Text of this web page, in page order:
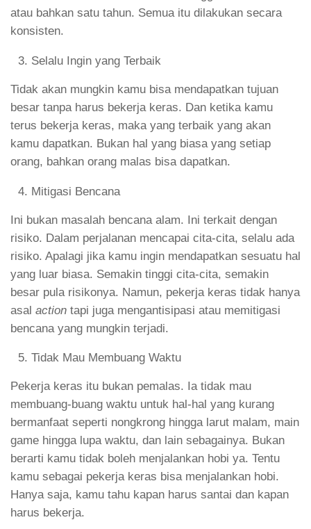
atau bahkan satu tahun. Semua itu dilakukan secara
konsisten.
Selalu Ingin yang Terbaik
Tidak akan mungkin kamu bisa mendapatkan tujuan
besar tanpa harus bekerja keras. Dan ketika kamu
terus bekerja keras, maka yang terbaik yang akan
kamu dapatkan. Bukan hal yang biasa yang setiap
orang, bahkan orang malas bisa dapatkan.
Mitigasi Bencana
Ini bukan masalah bencana alam. Ini terkait dengan
risiko. Dalam perjalanan mencapai cita-cita, selalu ada
risiko. Apalagi jika kamu ingin mendapatkan sesuatu hal
yang luar biasa. Semakin tinggi cita-cita, semakin
besar pula risikonya. Namun, pekerja keras tidak hanya
asal action tapi juga mengantisipasi atau memitigasi
bencana yang mungkin terjadi.
Tidak Mau Membuang Waktu
Pekerja keras itu bukan pemalas. Ia tidak mau
membuang-buang waktu untuk hal-hal yang kurang
bermanfaat seperti nongkrong hingga larut malam, main
game hingga lupa waktu, dan lain sebagainya. Bukan
berarti kamu tidak boleh menjalankan hobi ya. Tentu
kamu sebagai pekerja keras bisa menjalankan hobi.
Hanya saja, kamu tahu kapan harus santai dan kapan
harus bekerja.